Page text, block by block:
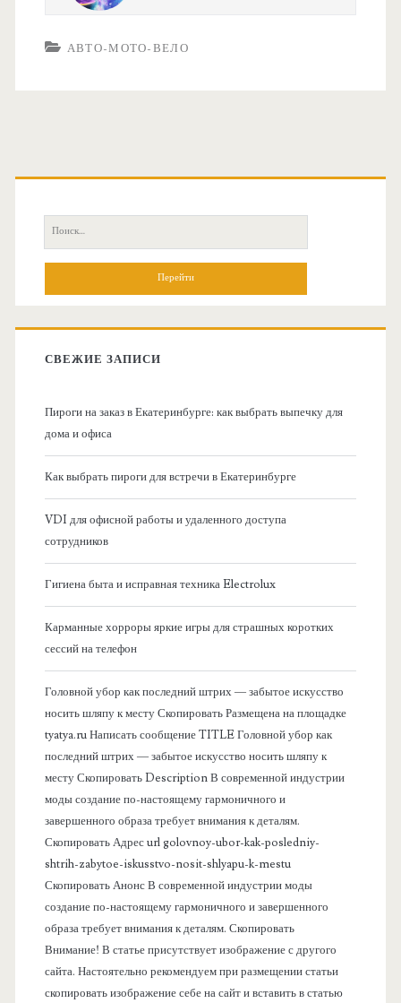
АВТО-МОТО-ВЕЛО
О
П
о
:
СВЕЖИЕ ЗАПИСИ
Пироги на заказ в Екатеринбурге: как выбрать выпечку для
дома и офиса
Как выбрать пироги для встречи в Екатеринбурге
VDI для офисной работы и удаленного доступа
сотрудников
Гигиена быта и исправная техника Electrolux
Карманные хорроры яркие игры для страшных коротких
сессий на телефон
Головной убор как последний штрих — забытое искусство
носить шляпу к месту Скопировать Размещена на площадке
tyatya.ru Написать сообщение TITLE Головной убор как
последний штрих — забытое искусство носить шляпу к
месту Скопировать Description В современной индустрии
моды создание по-настоящему гармоничного и
завершенного образа требует внимания к деталям.
Скопировать Адрес url golovnoy-ubor-kak-posledniy-
shtrih-zabytoe-iskusstvo-nosit-shlyapu-k-mestu
Скопировать Анонс В современной индустрии моды
создание по-настоящему гармоничного и завершенного
образа требует внимания к деталям. Скопировать
Внимание! В статье присутствует изображение с другого
сайта. Настоятельно рекомендуем при размещении статьи
скопировать изображение себе на сайт и вставить в статью